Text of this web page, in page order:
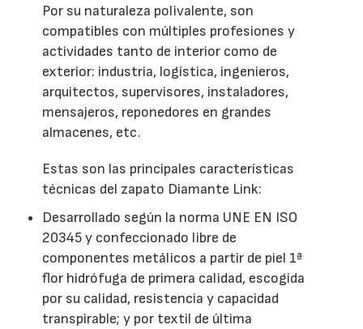
Por su naturaleza polivalente, son
compatibles con múltiples profesiones y
actividades tanto de interior como de
exterior: industria, logística, ingenieros,
arquitectos, supervisores, instaladores,
mensajeros, reponedores en grandes
almacenes, etc.
Estas son las principales características
técnicas del zapato Diamante Link:
Desarrollado según la norma UNE EN ISO
20345 y confeccionado libre de
componentes metálicos a partir de piel 1ª
flor hidrófuga de primera calidad, escogida
por su calidad, resistencia y capacidad
transpirable; y por textil de última